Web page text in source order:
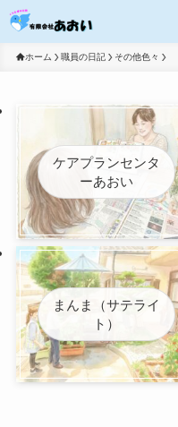
ホーム 職員の日記 その他色々
ケアプランセンタ
ーあおい
まんま（サテライ
ト）